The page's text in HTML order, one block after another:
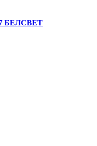
БЕЛСВЕТ